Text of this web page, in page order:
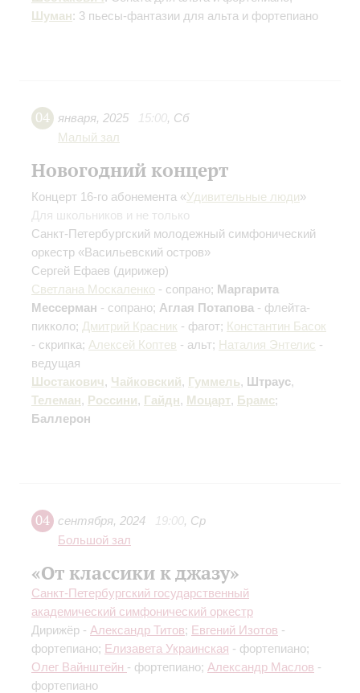
Шуман: 3 пьесы-фантазии для альта и фортепиано
04 января, 2025 15:00, Сб
Малый зал
Новогодний концерт
Концерт 16-го абонемента «Удивительные люди»
Для школьников и не только
Санкт-Петербургский молодежный симфонический
оркестр «Васильевский остров»
Сергей Ефаев (дирижер)
Светлана Москаленко - сопрано; Маргарита
Мессерман - сопрано; Аглая Потапова - флейта-
пикколо; Дмитрий Красник - фагот; Константин Басок
- скрипка; Алексей Коптев - альт; Наталия Энтелис -
ведущая
Шостакович, Чайковский, Гуммель, Штраус,
Телеман, Россини, Гайдн, Моцарт, Брамс;
Баллерон
04 сентября, 2024 19:00, Ср
Большой зал
«От классики к джазу»
Санкт-Петербургский государственный
академический симфонический оркестр
Дирижёр - Александр Титов; Евгений Изотов -
фортепиано; Елизавета Украинская - фортепиано;
Олег Вайнштейн - фортепиано; Александр Маслов -
фортепиано